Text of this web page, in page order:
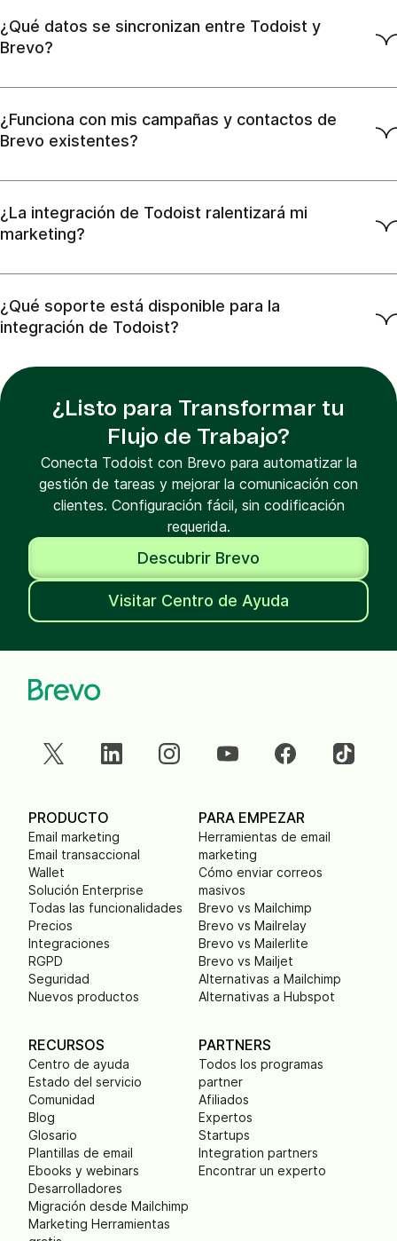
¿Qué datos se sincronizan entre Todoist y
Brevo?
¿Funciona con mis campañas y contactos de
Brevo existentes?
¿La integración de Todoist ralentizará mi
marketing?
¿Qué soporte está disponible para la
integración de Todoist?
¿Listo para Transformar tu
Flujo de Trabajo?
Conecta Todoist con Brevo para automatizar la
gestión de tareas y mejorar la comunicación con
clientes. Configuración fácil, sin codificación
requerida.
Descubrir Brevo
Visitar Centro de Ayuda
PRODUCTO
Email marketing
Email transaccional
Wallet
Solución Enterprise
Todas las funcionalidades
Precios
Integraciones
RGPD
Seguridad
Nuevos productos
PARA EMPEZAR
Herramientas de email
marketing
Cómo enviar correos
masivos
Brevo vs Mailchimp
Brevo vs Mailrelay
Brevo vs Mailerlite
Brevo vs Mailjet
Alternativas a Mailchimp
Alternativas a Hubspot
RECURSOS
Centro de ayuda
Estado del servicio
Comunidad
Blog
Glosario
Plantillas de email
Ebooks y webinars
Desarrolladores
Migración desde Mailchimp
Marketing Herramientas
PARTNERS
Todos los programas
partner
Afiliados
Expertos
Startups
Integration partners
Encontrar un experto